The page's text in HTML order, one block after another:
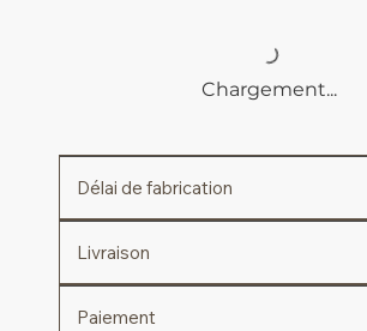
Chargement...
Délai de fabrication
Livraison
Paiement